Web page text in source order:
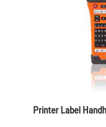
Printer Label